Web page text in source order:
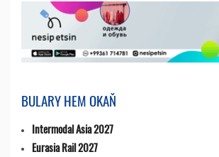
BULARY HEM OKAŇ
Intermodal Asia 2027
Eurasia Rail 2027